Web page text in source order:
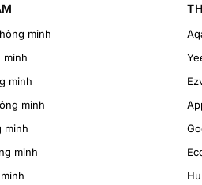
minh
minh
minh
minh
minh